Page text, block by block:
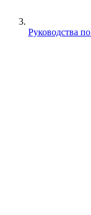
Руководства